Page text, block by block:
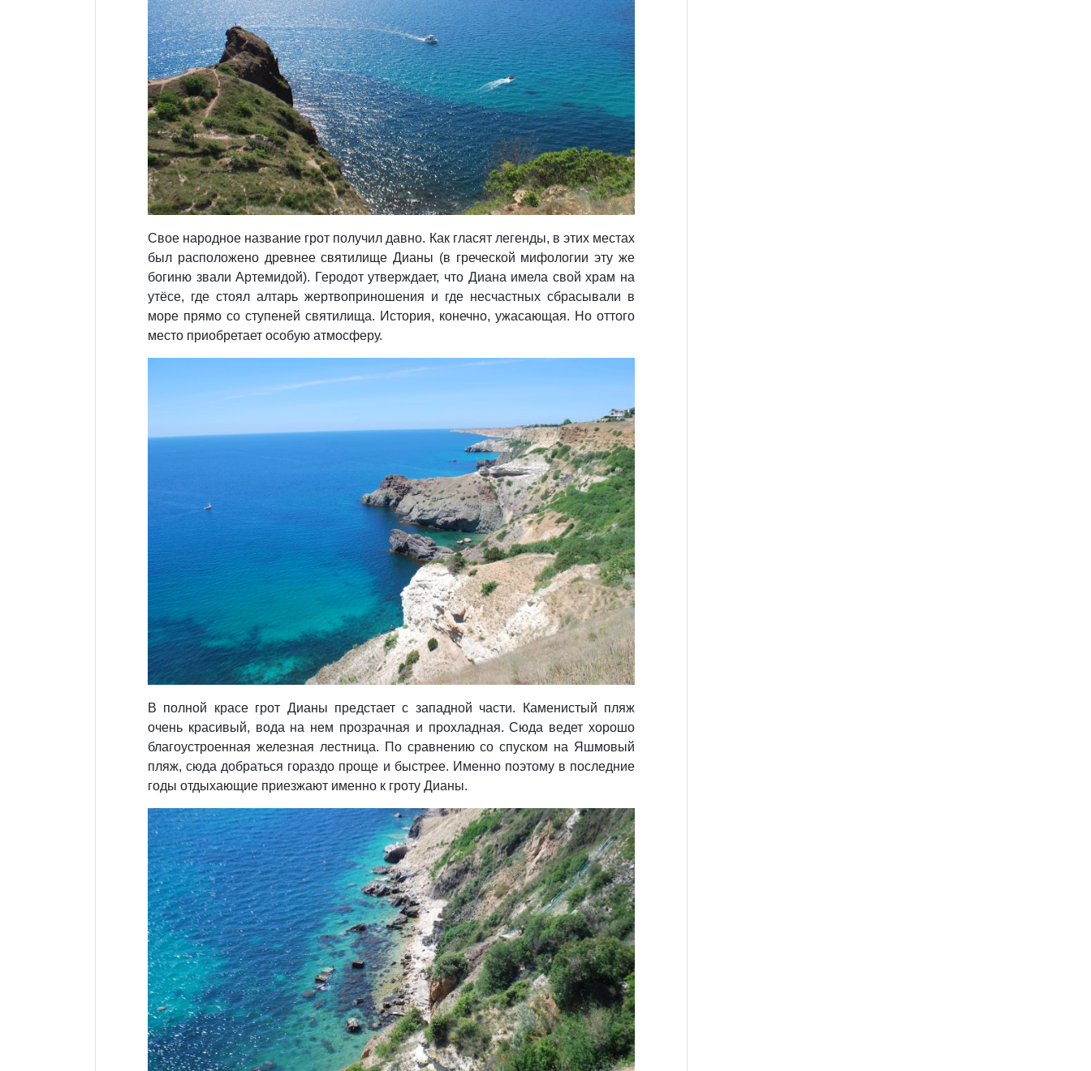
Свое народное название грот получил давно. Как гласят легенды, в этих местах
был расположено древнее святилище Дианы (в греческой мифологии эту же
богиню звали Артемидой). Геродот утверждает, что Диана имела свой храм на
утёсе, где стоял алтарь жертвоприношения и где несчастных сбрасывали в
море прямо со ступеней святилища. История, конечно, ужасающая. Но оттого
место приобретает особую атмосферу.
В полной красе грот Дианы предстает с западной части. Каменистый пляж
очень красивый, вода на нем прозрачная и прохладная. Сюда ведет хорошо
благоустроенная железная лестница. По сравнению со спуском на Яшмовый
пляж, сюда добраться гораздо проще и быстрее. Именно поэтому в последние
годы отдыхающие приезжают именно к гроту Дианы.